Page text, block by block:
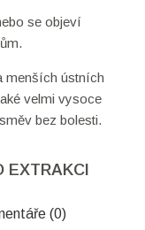
se objeví
menších ústních
velmi vysoce
bez bolesti.
EXTRAKCI
(0)